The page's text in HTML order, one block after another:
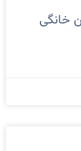
خانگی